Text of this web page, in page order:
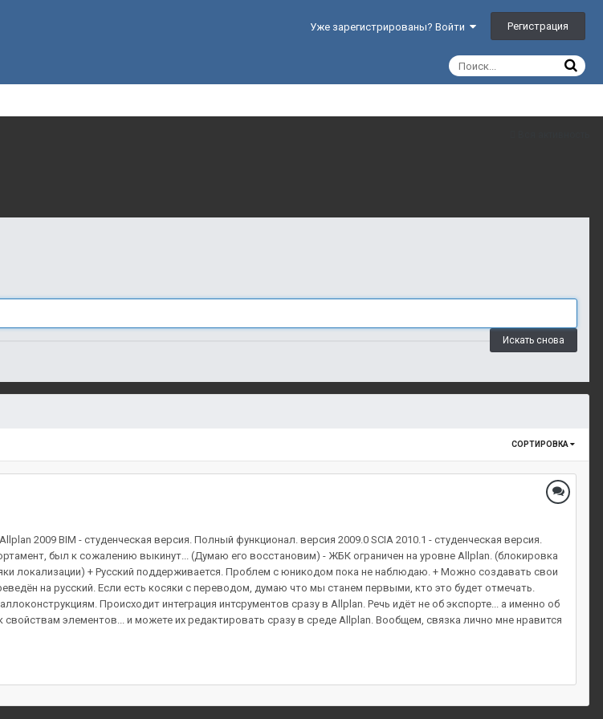
Уже зарегистрированы? Войти Регистрация
Искать снова
СОРТИРОВКА
2009 BIM - студенческая версия. Полный функционал. версия 2009.0 SCIA 2010.1 - студенческая версия.
был к сожалению выкинут... (Думаю его восстановим) - ЖБК ограничен на уровне Allplan. (блокировка
локализации) + Русский поддерживается. Проблем с юникодом пока не наблюдаю. + Можно создавать свои
на русский. Если есть косяки с переводом, думаю что мы станем первыми, кто это будет отмечать.
Происходит интеграция интсрументов сразу в Allplan. Речь идёт не об экспорте... а именно об
элементов... и можете их редактировать сразу в среде Allplan. Вообщем, связка лично мне нравится